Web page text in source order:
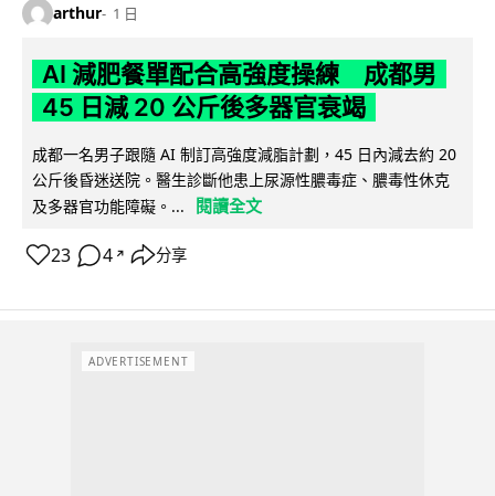
arthur 1 日
AI 減肥餐單配合高強度操練 成都男
45 日減 20 公斤後多器官衰竭
成都一名男子跟隨 AI 制訂高強度減脂計劃，45 日內減去約 20
公斤後昏迷送院。醫生診斷他患上尿源性膿毒症、膿毒性休克
及多器官功能障礙。...
閱讀全文
23 4 ↗ 分享
ADVERTISEMENT